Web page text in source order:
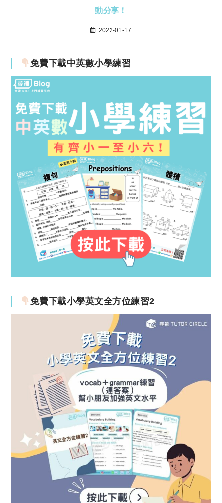
動分享！
2022-01-17
免費下載中英數小學練習
免費下載小學英文全方位練習2